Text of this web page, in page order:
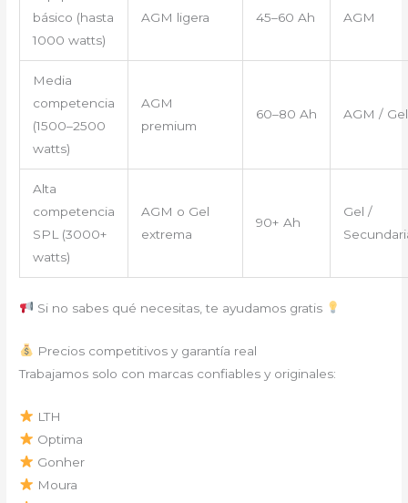
básico (hasta
1000 watts)
AGM ligera 45–60 Ah AGM
Media
competencia
(1500–2500
watts)
AGM
premium
60–80 Ah AGM / Gel
Alta
competencia
SPL (3000+
watts)
AGM o Gel
extrema
90+ Ah
Gel /
Si no sabes qué necesitas, te ayudamos gratis
Precios competitivos y garantía real
Trabajamos solo con marcas confiables y originales:
LTH
Optima
Gonher
Moura